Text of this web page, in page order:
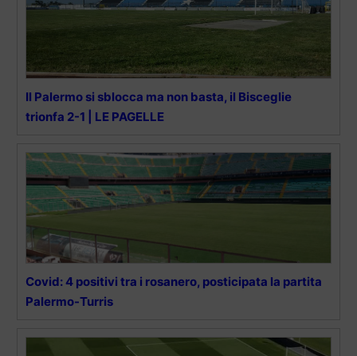
Il Palermo si sblocca ma non basta, il Bisceglie
trionfa 2-1 | LE PAGELLE
Covid: 4 positivi tra i rosanero, posticipata la partita
Palermo-Turris